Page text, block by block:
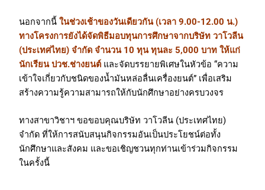
นอกจากนี้ ในช่วงเช้าของวันเดียวกัน (เวลา 9.00-12.00 น.)
ทางโครงการยังได้จัดพิธีมอบทุนการศึกษาจากบริษัท วาโวลีน
(ประเทศไทย) จำกัด จำนวน 10 ทุน ทุนละ 5,000 บาท ให้แก่
นักเรียน ปวช.ช่างยนต์ และจัดบรรยายพิเศษในหัวข้อ “ความ
เข้าใจเกี่ยวกับชนิดของน้ำมันหล่อลื่นเครื่องยนต์” เพื่อเสริม
สร้างความรู้ความสามารถให้กับนักศึกษาอย่างครบวงจร
ทางสาขาวิชาฯ ขอขอบคุณบริษัท วาโวลีน (ประเทศไทย)
จำกัด ที่ให้การสนับสนุนกิจกรรมอันเป็นประโยชน์ต่อทั้ง
นักศึกษาและสังคม และขอเชิญชวนทุกท่านเข้าร่วมกิจกรรม
ในครั้งนี้